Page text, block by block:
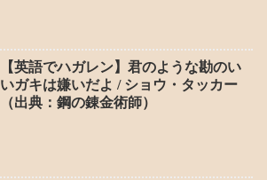
【英語でハガレン】君のような勘のい
いガキは嫌いだよ / ショウ・タッカー
（出典：鋼の錬金術師）